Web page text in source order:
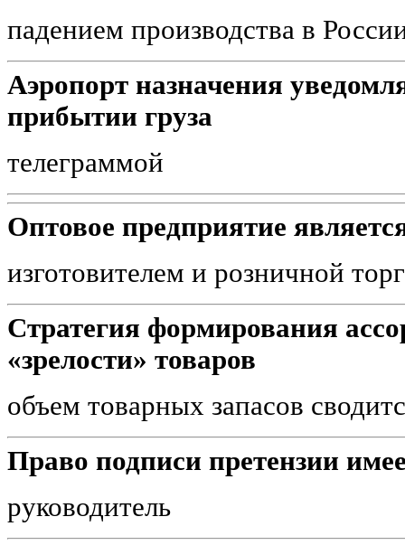
падением производства в
Аэропорт назначения
прибытии груза
телеграммой
Оптовое предприятие
изготовителем и розничной
Стратегия формирования
«зрелости» товаров
объем товарных запасов
Право подписи претензии
руководитель